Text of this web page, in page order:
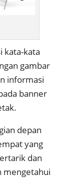
kata-kata
gambar
informasi
banner
depan
yang
dan
mengetahui